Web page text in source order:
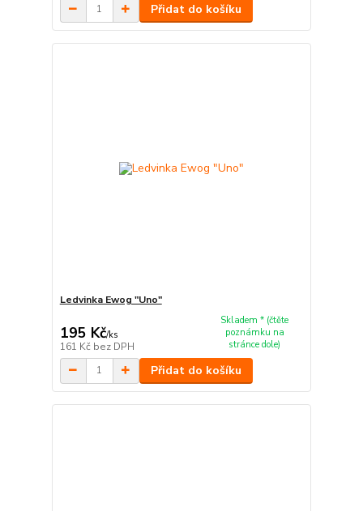
Přidat do košíku
Ledvinka Ewog "Uno"
195 Kč/ks
161 Kč bez DPH
Skladem * (čtěte
poznámku na
stránce dole)
Přidat do košíku